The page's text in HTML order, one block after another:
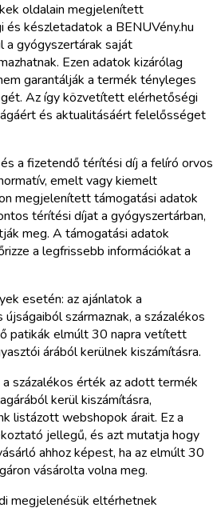
oldalain megjelenített
készletadatok a BENUVény.hu
a gyógyszertárak saját
Ezen adatok kizárólag
garantálják a termék tényleges
Az így közvetített elérhetőségi
és aktualitásáért felelősséget
a fizetendő térítési díj a felíró orvos
emelt vagy kiemelt
megjelenített támogatási adatok
térítési díjat a gyógyszertárban,
meg. A támogatási adatok
a legfrissebb információkat a
esetén: az ajánlatok a
származnak, a százalékos
patikák elmúlt 30 napra vetített
árából kerülnek kiszámításra.
százalékos érték az adott termék
kerül kiszámításra,
listázott webshopok árait. Ez a
jellegű, és azt mutatja hogy
ahhoz képest, ha az elmúlt 30
vásárolta volna meg.
megjelenésük eltérhetnek